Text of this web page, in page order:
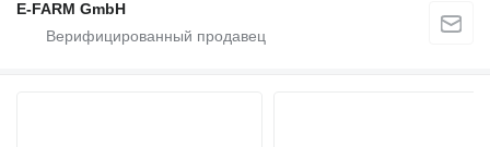
E-FARM GmbH